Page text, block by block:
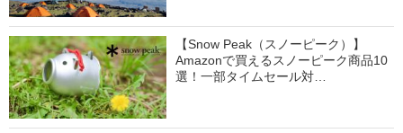
【Snow Peak（スノーピーク）】
Amazonで買えるスノーピーク商品10
選！一部タイムセール対…